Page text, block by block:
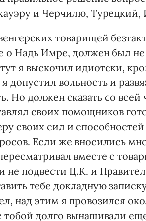
и Черчилю, Турецкий,
товарищей
Надь Имре, должен был не
я выскочил идиотски,
вольность и
Но должен сказать со всей
своих помощников
своих сил и
Если же вносились
вместе с
подвести Ц.К. и
тебе докладную
над этим я провозился
тобой долго вынашивали